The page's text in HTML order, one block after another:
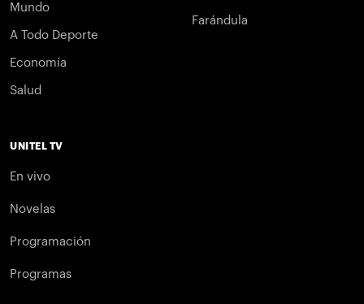
Mundo
A Todo Deporte
Economía
Salud
Farándula
UNITEL TV
En vivo
Novelas
Programación
Programas